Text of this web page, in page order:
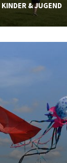
KINDER & JUGEND